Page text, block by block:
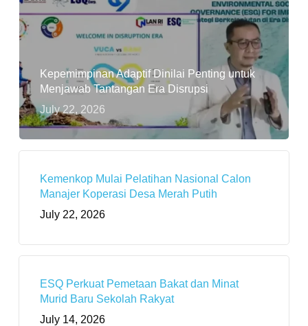
Kepemimpinan Adaptif Dinilai Penting untuk
Menjawab Tantangan Era Disrupsi
July 22, 2026
Kemenkop Mulai Pelatihan Nasional Calon
Manajer Koperasi Desa Merah Putih
July 22, 2026
ESQ Perkuat Pemetaan Bakat dan Minat
Murid Baru Sekolah Rakyat
July 14, 2026